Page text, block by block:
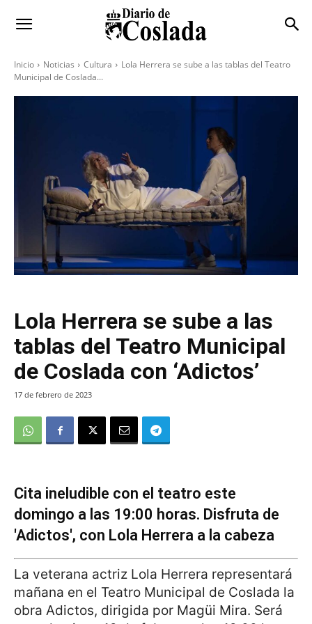
Inicio Noticias Cultura
Lola Herrera se sube a las tablas del Teatro
Municipal de Coslada...
Lola Herrera se sube a las
tablas del Teatro Municipal
de Coslada con ‘Adictos’
17 de febrero de 2023
Cita ineludible con el teatro este
domingo a las 19:00 horas. Disfruta de
'Adictos', con Lola Herrera a la cabeza
La veterana actriz Lola Herrera representará
mañana en el Teatro Municipal de Coslada la
obra Adictos, dirigida por Magüi Mira. Será